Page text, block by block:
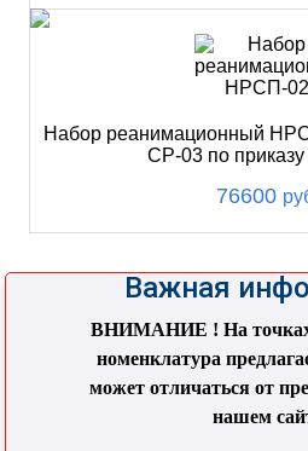
Набор реанимационный
СР-03 по
76600
Важная
ВНИМАНИЕ ! На точках
номенклатура
может отличаться от
нашем